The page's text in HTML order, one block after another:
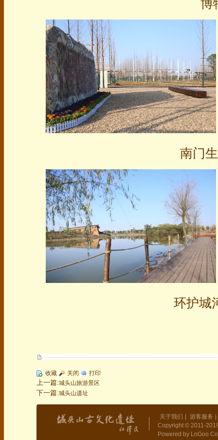
博
南门
环护城
收藏 关闭 打印
上一篇:城头山旅游景区
下一篇:城头山遗址
关于我们 游客服务
Copyright © 2011-
Powered by LnGoo